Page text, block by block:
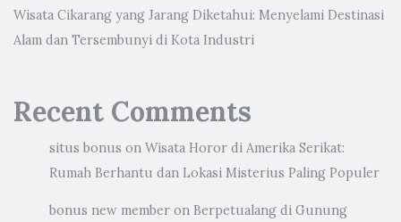
Wisata Cikarang yang Jarang Diketahui: Menyelami Destinasi
Alam dan Tersembunyi di Kota Industri
Recent Comments
situs bonus on Wisata Horor di Amerika Serikat:
Rumah Berhantu dan Lokasi Misterius Paling Populer
bonus new member on Berpetualang di Gunung